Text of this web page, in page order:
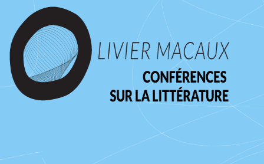
passer
au
contenu
principal